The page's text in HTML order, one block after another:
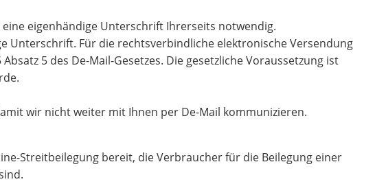
eigenhändige Unterschrift Ihrerseits notwendig.
Unterschrift. Für die rechtsverbindliche elektronische Versendung
5 des De-Mail-Gesetzes. Die gesetzliche Voraussetzung ist
wir nicht weiter mit Ihnen per De-Mail kommunizieren.
Streitbeilegung bereit, die Verbraucher für die Beilegung einer